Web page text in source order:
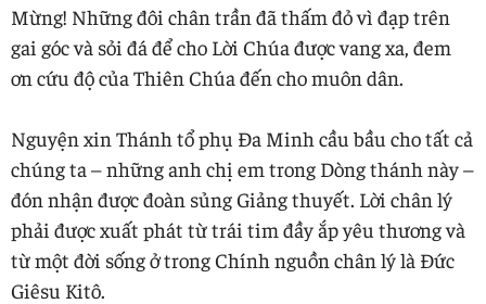
Mừng! Những đôi chân trần đã thấm đỏ vì đạp trên
gai góc và sỏi đá để cho Lời Chúa được vang xa, đem
ơn cứu độ của Thiên Chúa đến cho muôn dân.
Nguyện xin Thánh tổ phụ Đa Minh cầu bầu cho tất cả
chúng ta – những anh chị em trong Dòng thánh này –
đón nhận được đoàn sủng Giảng thuyết. Lời chân lý
phải được xuất phát từ trái tim đầy ắp yêu thương và
từ một đời sống ở trong Chính nguồn chân lý là Đức
Giêsu Kitô.